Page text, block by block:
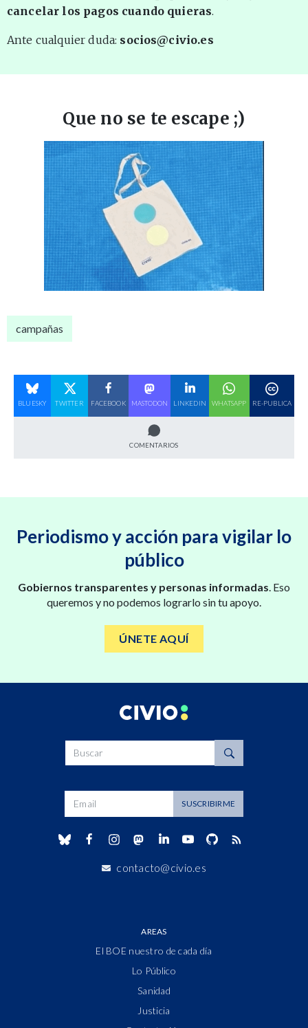
cancelar los pagos cuando quieras.
Ante cualquier duda: socios@civio.es
Que no se te escape ;)
campañas
BLUESKY TWITTER FACEBOOK MASTODON LINKEDIN WHATSAPP RE-PUBLICA
COMENTARIOS
Periodismo y acción para vigilar lo
público
Gobiernos transparentes y personas informadas . Eso
queremos y no podemos lograrlo sin tu apoyo.
ÚNETE AQUÍ
Buscar
Dirección de correo SUSCRIBIRME
contacto@civio.es
AREAS
El BOE nuestro de cada día
Lo Público
Sanidad
Justicia